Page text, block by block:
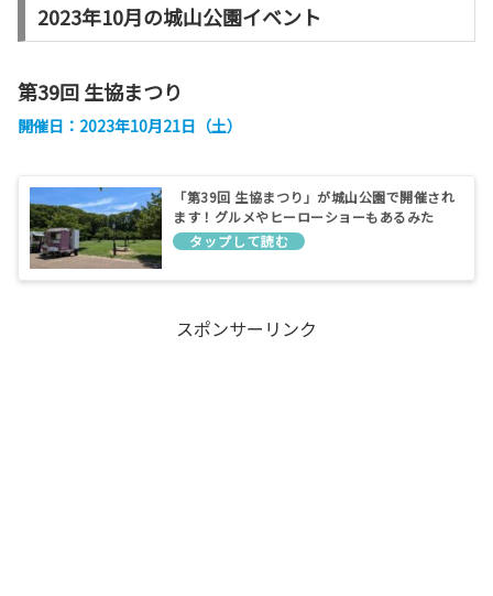
2023年10月の城山公園イベント
第39回 生協まつり
開催日：2023年10月21日（土）
「第39回 生協まつり」が城山公園で開催され
ます！グルメやヒーローショーもあるみた
い！
スポンサーリンク